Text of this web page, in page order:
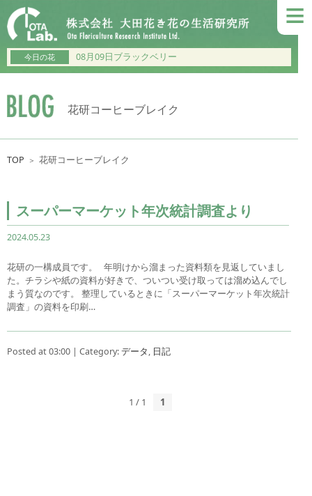
≡
今日の花 08月09日ブラックベリー
花研コーヒーブレイク
TOP ＞ 花研コーヒーブレイク
スーパーマーケット年次統計調査より
2024.05.23
花研の一構成員です。 年明けから溜まった資料類を見返していまし
た。チラシや紙の資料が好きで、ついつい受け取っては溜め込んでし
まう質なのです。 整理しているときに「スーパーマーケット年次統計
調査」の資料を印刷…
Posted at 03:00 | Category:データ, 日記
1 / 1 1